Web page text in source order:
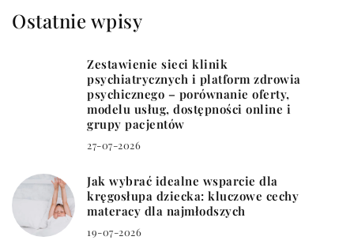
Ostatnie wpisy
Zestawienie sieci klinik
psychiatrycznych i platform zdrowia
psychicznego – porównanie oferty,
modelu usług, dostępności online i
grupy pacjentów
27-07-2026
Jak wybrać idealne wsparcie dla
kręgosłupa dziecka: kluczowe cechy
materacy dla najmłodszych
19-07-2026